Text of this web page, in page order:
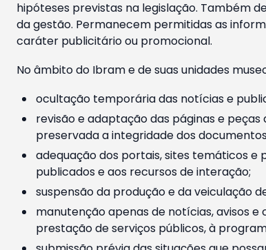
hipóteses previstas na legislação. Também
da gestão. Permanecem permitidas as
caráter publicitário ou promocional.
No âmbito do Ibram e de suas unidades
ocultação temporária das notícias e
revisão e adaptação das páginas e
preservada a integridade dos
adequação dos portais, sites temáticos e
publicados e aos recursos de interação;
suspensão da produção e da veiculação
manutenção apenas de notícias, avisos
prestação de serviços públicos, à